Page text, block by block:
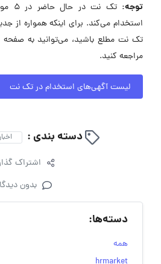
توجه:
تک
استخدام می‌کند. برای اینکه همواره از
تک نت مطلع باشید، می‌توانید به
مراجعه کنید.
لیست آگهی‌های استخدام در تک نت
دسته بندی :
اشتراک
بدون
دسته‌ها:
همه